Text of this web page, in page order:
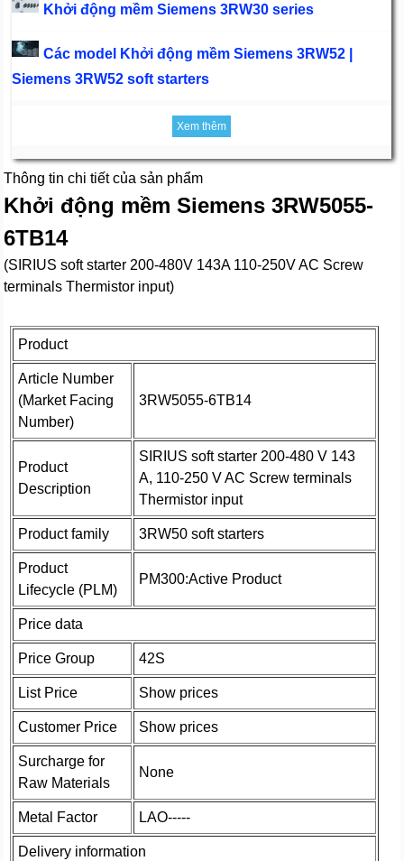
Khởi động mềm Siemens 3RW30 series
Các model Khởi động mềm Siemens 3RW52 |
Siemens 3RW52 soft starters
Xem thêm
Thông tin chi tiết của sản phẩm
Khởi động mềm Siemens 3RW5055-
6TB14
(SIRIUS soft starter 200-480V 143A 110-250V AC Screw
terminals Thermistor input)
Product
Article Number
(Market Facing
Number)
3RW5055-6TB14
Product
Description
SIRIUS soft starter 200-480 V 143
A, 110-250 V AC Screw terminals
Thermistor input
Product family 3RW50 soft starters
Product
Lifecycle (PLM)
PM300:Active Product
Price data
Price Group 42S
List Price Show prices
Customer Price Show prices
Surcharge for
Raw Materials
None
Metal Factor LAO-----
Delivery information